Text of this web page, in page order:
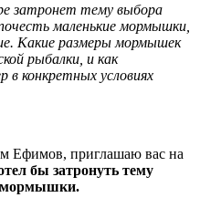
затронет тему выбора
маленькие мормышки,
Какие размеры мормышек
рыбалки, и как
в конкретных условиях
Ефимов, приглашаю вас на
бы затронуть тему
мормышки.